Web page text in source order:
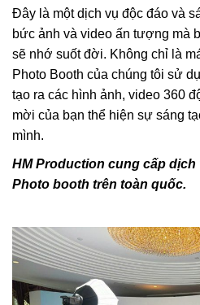
Đây là một dịch vụ độc đáo và
bức ảnh và video ấn tượng mà
sẽ nhớ suốt đời. Không chỉ là
Photo Booth của chúng tôi sử
tạo ra các hình ảnh, video 360
mời của bạn thể hiện sự sáng
mình.
HM Production cung cấp dịch
Photo booth trên toàn quốc.